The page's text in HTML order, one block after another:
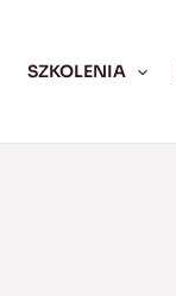
SZKOLENIA